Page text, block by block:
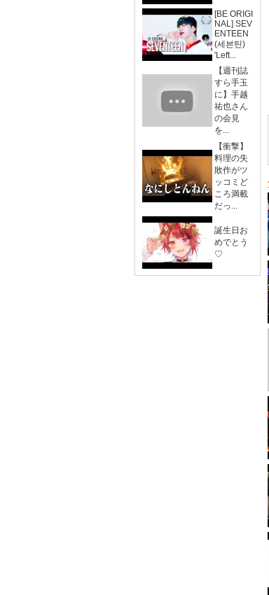
[BE ORIGI
NAL] SEV
ENTEEN
(세븐틴)
'Left...
【週刊誌
すら手玉
に】手越
祐也さん
の会見
を...
【衝撃】
料理の失
敗作がツ
ッコミど
ころ満載
だっ...
誕生日お
めでとう
♡